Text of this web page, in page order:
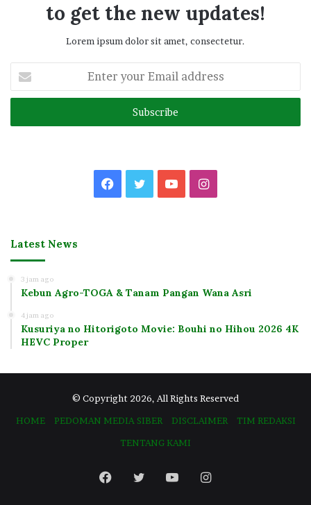
to get the new updates!
Lorem ipsum dolor sit amet, consectetur.
your
Email
Facebook
TwitterYouTubeInstagram
Latest News
3 jam ago
Kebun Agro-TOGA & Tanam Pangan Wana Asri
4 jam ago
Kusuriya no Hitorigoto Movie: Bouhi no Hihou 2026 4K
HEVC Proper
© Copyright 2026, All Rights Reserved
HOME
PEDOMAN MEDIA SIBER DISCLAIMER
TIM REDAKSI
TENTANG KAMI
Facebook
TwitterYouTubeInstagram